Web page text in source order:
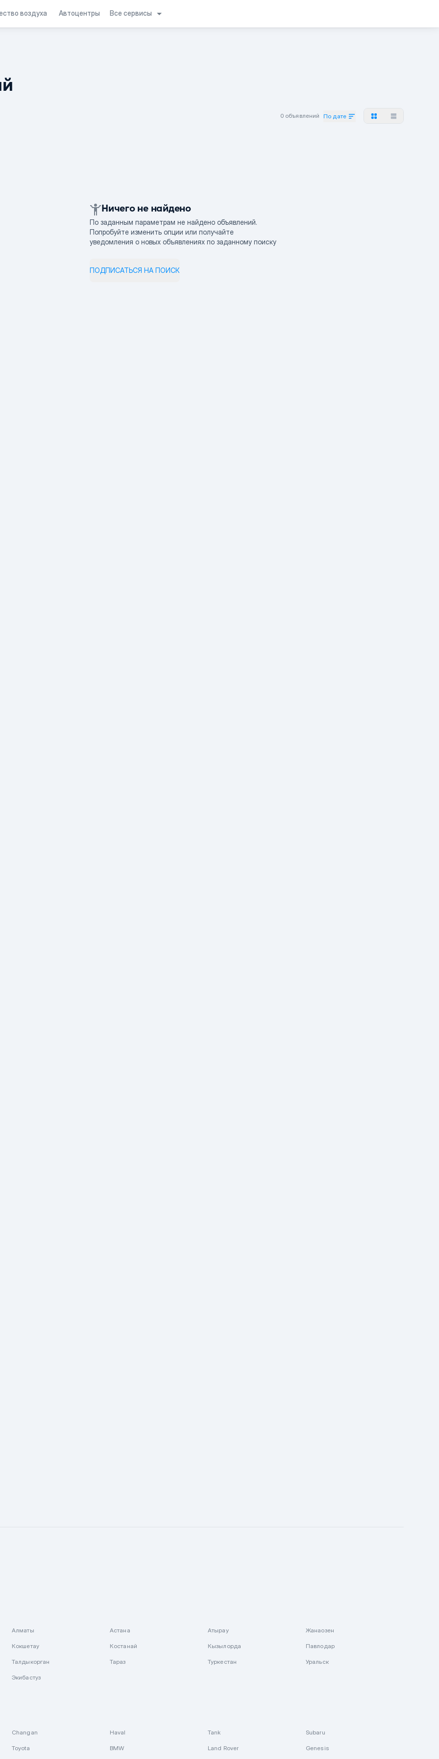
воздуха Автоцентры Все сервисы
0 объявлений По дате
Ничего не найдено
По заданным параметрам не найдено объявлений.
Попробуйте изменить опции или получайте
уведомления о новых объявлениях по заданному поиску
ПОДПИСАТЬСЯ НА ПОИСК
Алматы Астана Атырау Жанаозен
Кокшетау Костанай Кызылорда Павлодар
Талдыкорган Тараз Туркестан Уральск
Экибастуз
Changan Haval Tank Subaru
Toyota BMW Land Rover Genesis